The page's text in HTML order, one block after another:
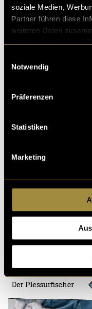
soziale Medien,
Partner führen diese
weiteren Daten
Notwendig
Präferenzen
Statistiken
Marketing
Der Plessurfischer